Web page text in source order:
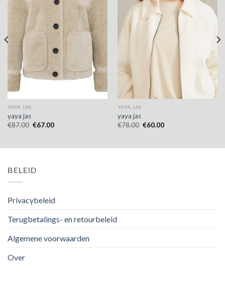
YAYA JAS
yaya jas
€87.00 €67.00
YAYA JAS
yaya jas
€78.00 €60.00
BELEID
Privacybeleid
Terugbetalings- en retourbeleid
Algemene voorwaarden
Over